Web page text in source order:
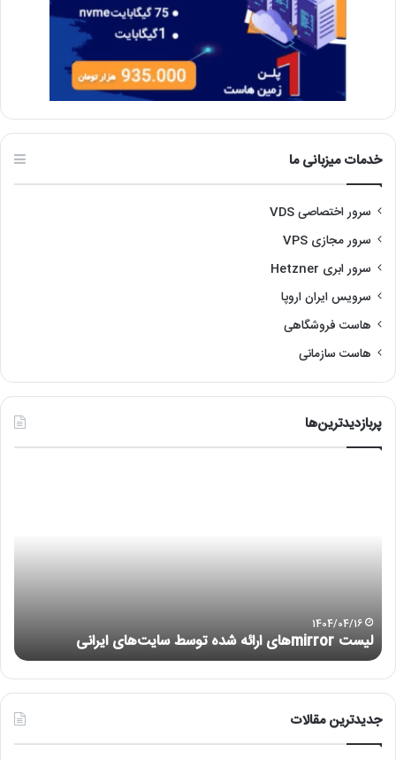
خدمات میزبانی ما
سرور اختصاصی VDS
سرور مجازی VPS
سرور ابری Hetzner
سرویس ایران اروپا
هاست فروشگاهی
هاست سازمانی
پربازدیدترین‌ها
ی
ن
و
ک
س
آموزش نصب لینوکس با VMware
جدیدترین مقالات